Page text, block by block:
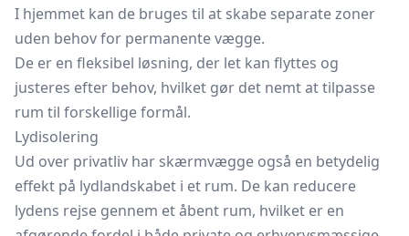
I hjemmet kan de bruges til at skabe separate zoner
uden behov for permanente vægge.
De er en fleksibel løsning, der let kan flyttes og
justeres efter behov, hvilket gør det nemt at tilpasse
rum til forskellige formål.
Lydisolering
Ud over privatliv har skærmvægge også en betydelig
effekt på lydlandskabet i et rum. De kan reducere
lydens rejse gennem et åbent rum, hvilket er en